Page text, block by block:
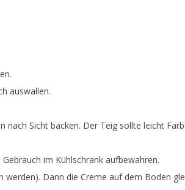
auswallen.
Sicht backen. Der Teig sollte leicht
im Kühlschrank aufbewahren.
Dann die Creme auf dem Boden